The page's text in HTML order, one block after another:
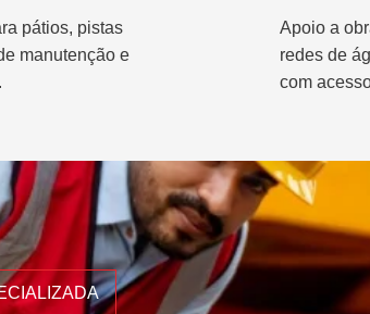
pátios, pistas
manutenção e
Apoio a
redes de
com